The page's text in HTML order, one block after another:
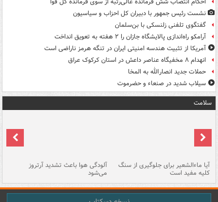
نشست رئیس جمهور با دبیران کل احزاب و سیاسیون
گفتگوی تلفنی زلنسکی با بن‌سلمان
آرامکو راه‌اندازی پالایشگاه جازان را ۲ هفته به تعویق انداخت
آمریکا از تثبیت هندسه امنیتی ایران در تنگه هرمز ناراضی است
انهدام ۸ مخفیگاه عناصر داعش در استان کرکوک عراق
حملات جدید انصارالله به المخا
سیلاب شدید در صنعاء و حضرموت
سلامت
آیا ماءالشعیر برای جلوگیری از سنگ
کلیه مفید است
آلودگی هوا باعث تشدید آرتروز
می‌شود